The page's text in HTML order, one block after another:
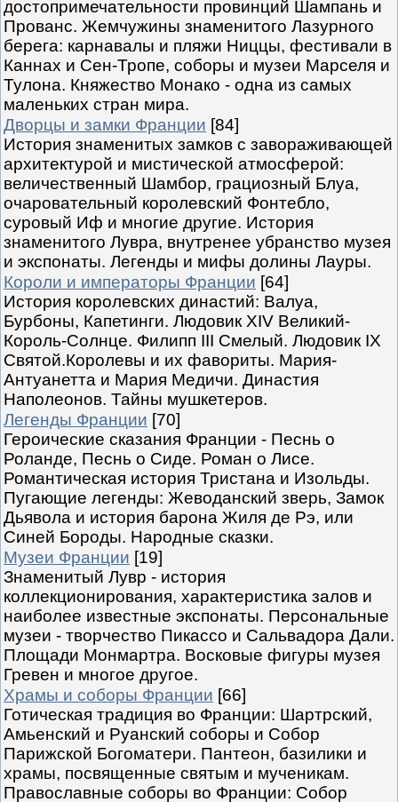
достопримечательности провинций Шампань и
Прованс. Жемчужины знаменитого Лазурного
берега: карнавалы и пляжи Ниццы, фестивали в
Каннах и Сен-Тропе, соборы и музеи Марселя и
Тулона. Княжество Монако - одна из самых
маленьких стран мира.
Дворцы и замки Франции [84]
История знаменитых замков с завораживающей
архитектурой и мистической атмосферой:
величественный Шамбор, грациозный Блуа,
очаровательный королевский Фонтебло,
суровый Иф и многие другие. История
знаменитого Лувра, внутренее убранство музея
и экспонаты. Легенды и мифы долины Лауры.
Короли и императоры Франции [64]
История королевских династий: Валуа,
Бурбоны, Капетинги. Людовик XIV Великий-
Король-Солнце. Филипп III Смелый. Людовик IX
Святой.Королевы и их фавориты. Мария-
Антуанетта и Мария Медичи. Династия
Наполеонов. Тайны мушкетеров.
Легенды Франции [70]
Героические сказания Франции - Песнь о
Роланде, Песнь о Сиде. Роман о Лисе.
Романтическая история Тристана и Изольды.
Пугающие легенды: Жеводанский зверь, Замок
Дьявола и история барона Жиля де Рэ, или
Синей Бороды. Народные сказки.
Музеи Франции [19]
Знаменитый Лувр - история
коллекционирования, характеристика залов и
наиболее известные экспонаты. Персональные
музеи - творчество Пикассо и Сальвадора Дали.
Площади Монмартра. Восковые фигуры музея
Гревен и многое другое.
Храмы и соборы Франции [66]
Готическая традиция во Франции: Шартрский,
Амьенский и Руанский соборы и Собор
Парижской Богоматери. Пантеон, базилики и
храмы, посвященные святым и мученикам.
Православные соборы во Франции: Собор